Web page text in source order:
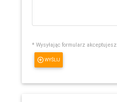
* Wysyłając formularz akceptujesz
WYŚLIJ